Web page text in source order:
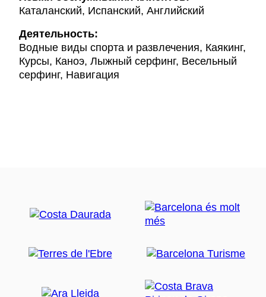
Каталанский, Испанский, Английский
Деятельность:
Водные виды спорта и развлечения, Каякинг,
Курсы, Каноэ, Лыжный серфинг, Весельный
серфинг, Навигация